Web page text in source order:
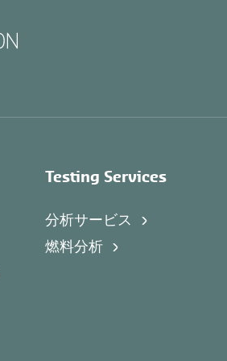
Testing Services
分析サービス
燃料分析